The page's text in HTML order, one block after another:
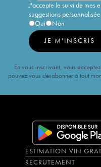
J'accepte le suivi de mes
suggestions
Oui
Non
JE M'INSCRIS
En vous inscrivant, vous
pouvez vous désabonner à tout
ESTIMATION VIN
RECRUTEMENT